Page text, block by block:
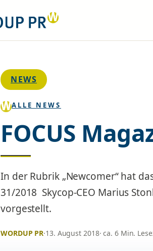
NEWS
ALLE NEWS
FOCUS
In der Rubrik „Newcomer“ hat
31/2018 Skycop-CEO Marius
vorgestellt.
WORDUP PR·13. August 2018· ca. 6 Min.